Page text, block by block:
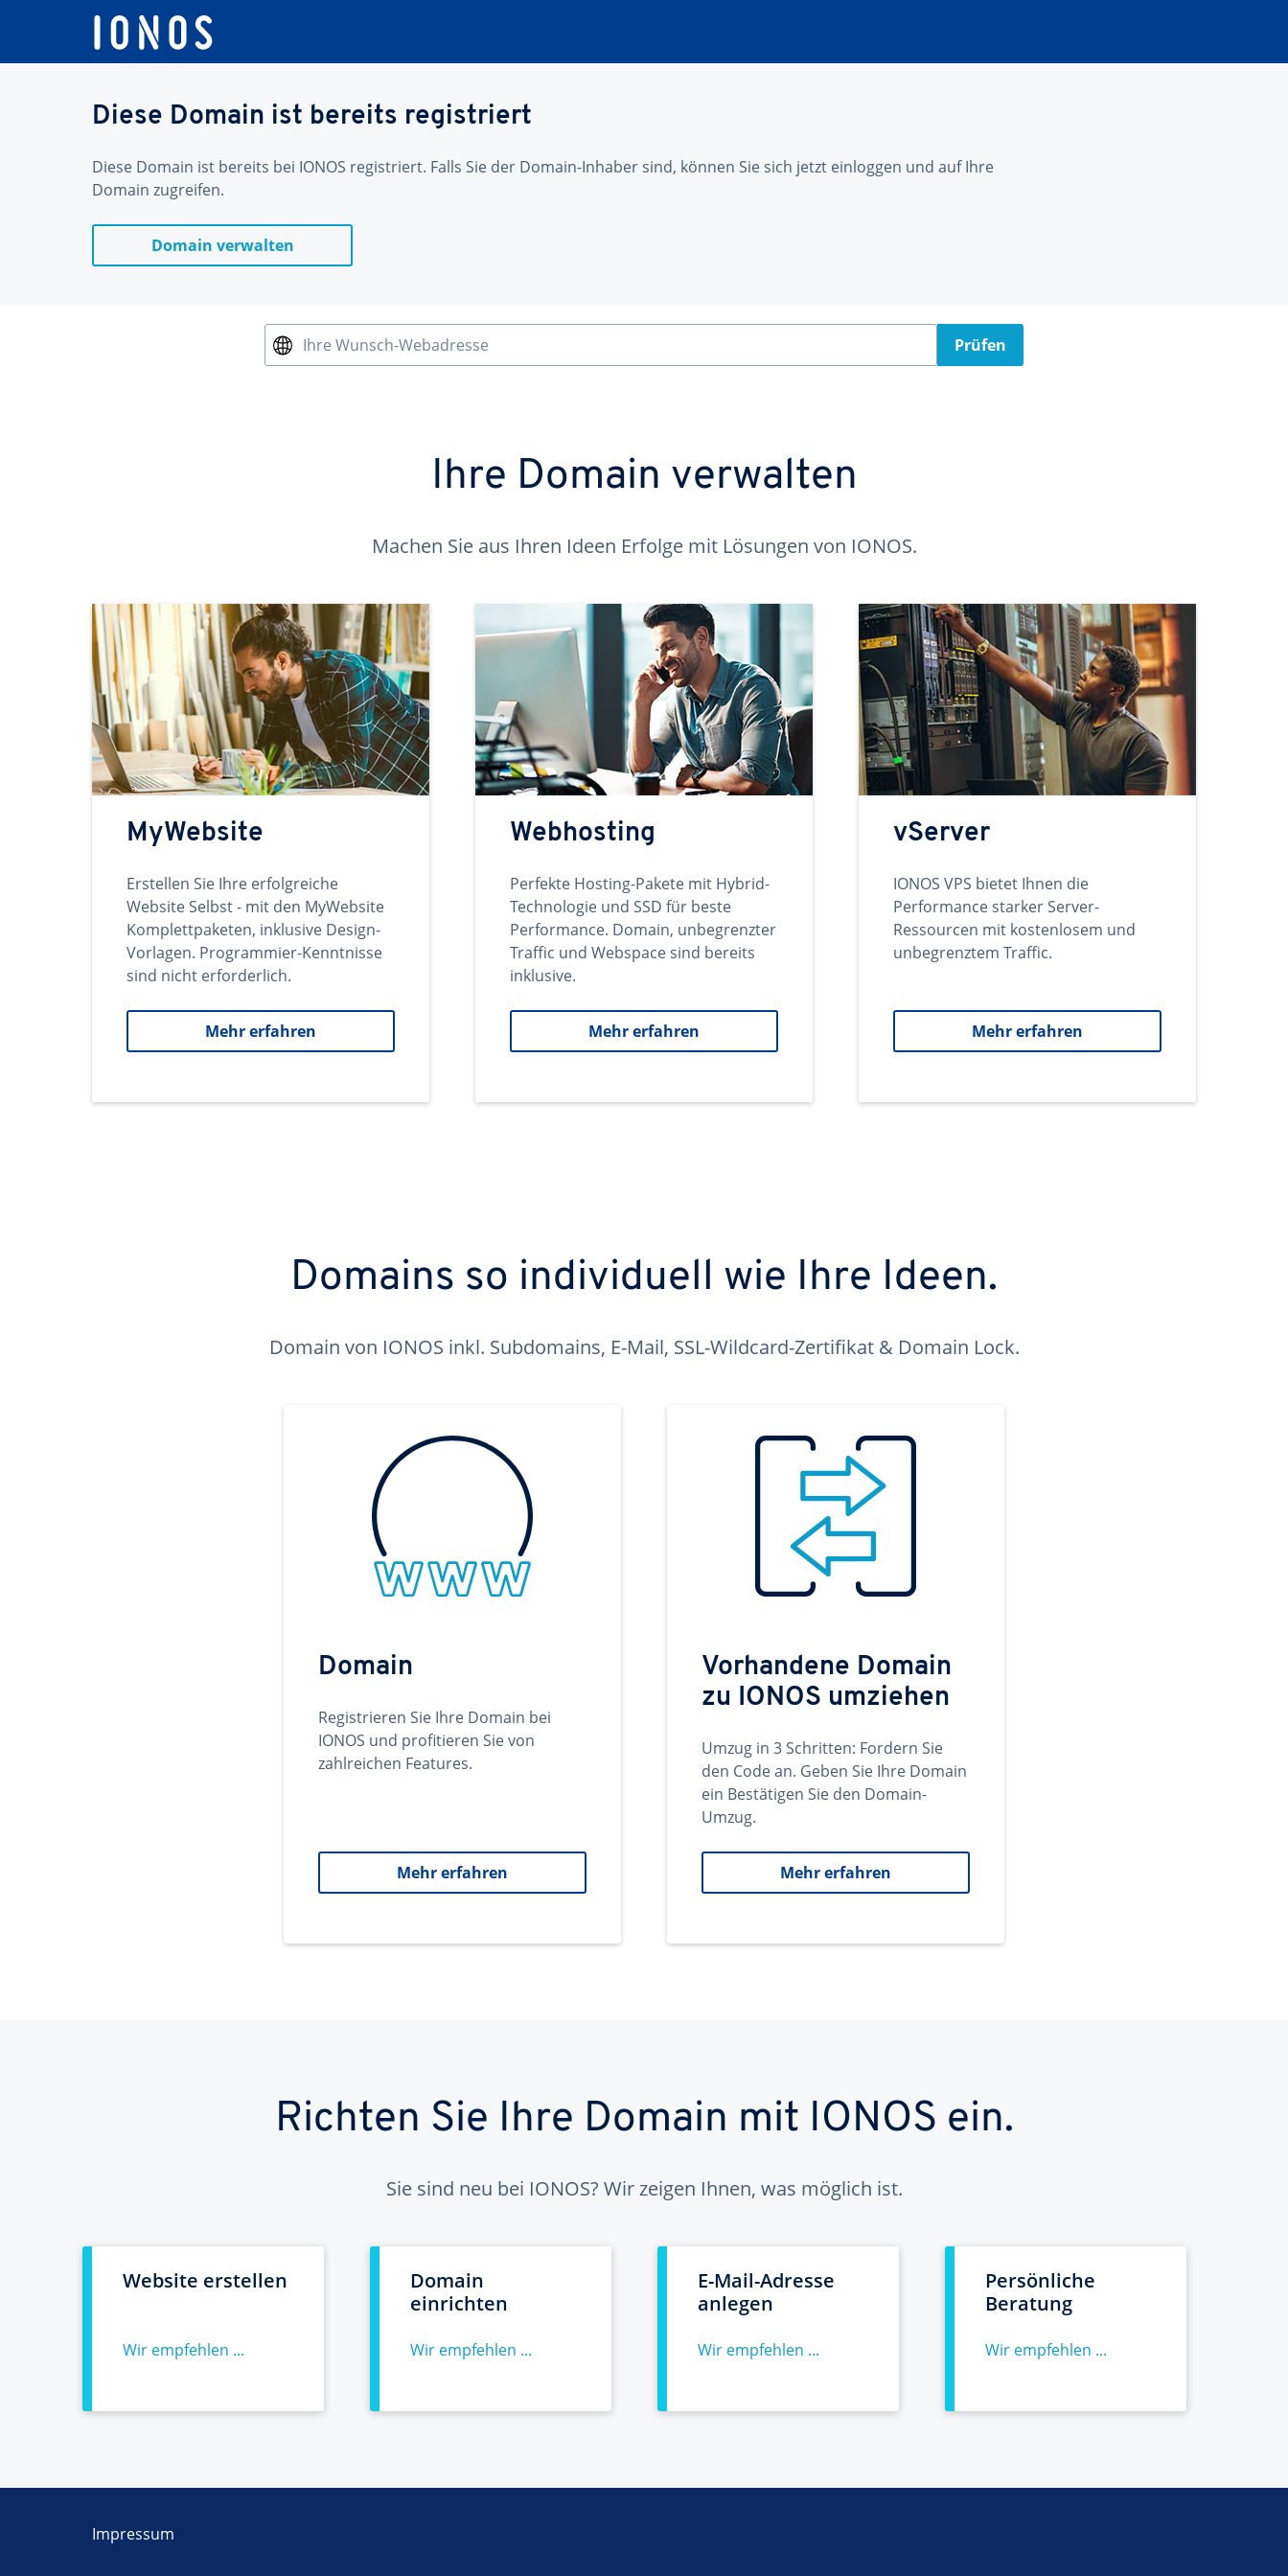
Diese Domain ist bereits registriert
Diese Domain ist bereits bei IONOS registriert. Falls Sie der Domain-Inhaber sind, können Sie sich jetzt einloggen und auf Ihre
Domain zugreifen.
Domain verwalten
Ihre Wunsch-Webadresse Prüfen
Ihre Domain verwalten
Machen Sie aus Ihren Ideen Erfolge mit Lösungen von IONOS.
MyWebsite
Erstellen Sie Ihre erfolgreiche
Website Selbst - mit den MyWebsite
Komplettpaketen, inklusive Design-
Vorlagen. Programmier-Kenntnisse
sind nicht erforderlich.
Mehr erfahren
Webhosting
Perfekte Hosting-Pakete mit Hybrid-
Technologie und SSD für beste
Performance. Domain, unbegrenzter
Traffic und Webspace sind bereits
inklusive.
Mehr erfahren
vServer
IONOS VPS bietet Ihnen die
Performance starker Server-
Ressourcen mit kostenlosem und
unbegrenztem Traffic.
Mehr erfahren
Domains so individuell wie Ihre Ideen.
Domain von IONOS inkl. Subdomains, E-Mail, SSL-Wildcard-Zertifikat & Domain Lock.
Domain
Registrieren Sie Ihre Domain bei
IONOS und profitieren Sie von
zahlreichen Features.
Mehr erfahren
Vorhandene Domain
zu IONOS umziehen
Umzug in 3 Schritten: Fordern Sie
den Code an. Geben Sie Ihre Domain
ein Bestätigen Sie den Domain-
Umzug.
Mehr erfahren
Richten Sie Ihre Domain mit IONOS ein.
Sie sind neu bei IONOS? Wir zeigen Ihnen, was möglich ist.
Website erstellen
Wir empfehlen ...
Domain
einrichten
Wir empfehlen ...
E-Mail-Adresse
anlegen
Wir empfehlen ...
Persönliche
Beratung
Wir empfehlen ...
Impressum